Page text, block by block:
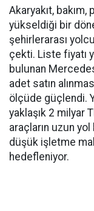
Akaryakıt,
yükseldiği bir
şehirlerarası
çekti. Liste fiyatı
bulunan
adet satın
ölçüde güçlendi.
yaklaşık 2 milyar
araçların uzun
düşük işletme
hedefleniyor.